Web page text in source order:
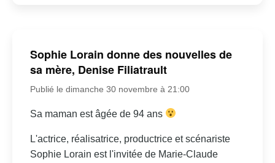
Sophie Lorain donne des nouvelles de
sa mère, Denise Filiatrault
Publié le dimanche 30 novembre à 21:00
Sa maman est âgée de 94 ans
L'actrice, réalisatrice, productrice et scénariste
Sophie Lorain est l'invitée de Marie-Claude